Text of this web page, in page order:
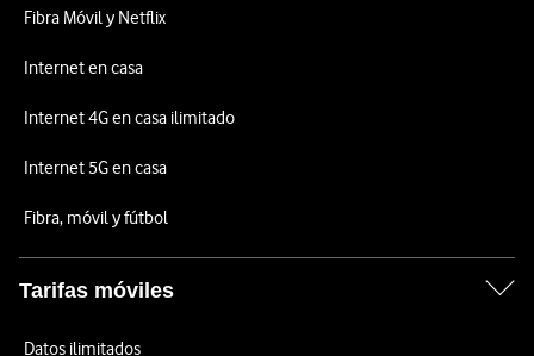
Fibra Móvil y Netflix
Internet en casa
Internet 4G en casa ilimitado
Internet 5G en casa
Fibra, móvil y fútbol
Tarifas móviles
Datos ilimitados